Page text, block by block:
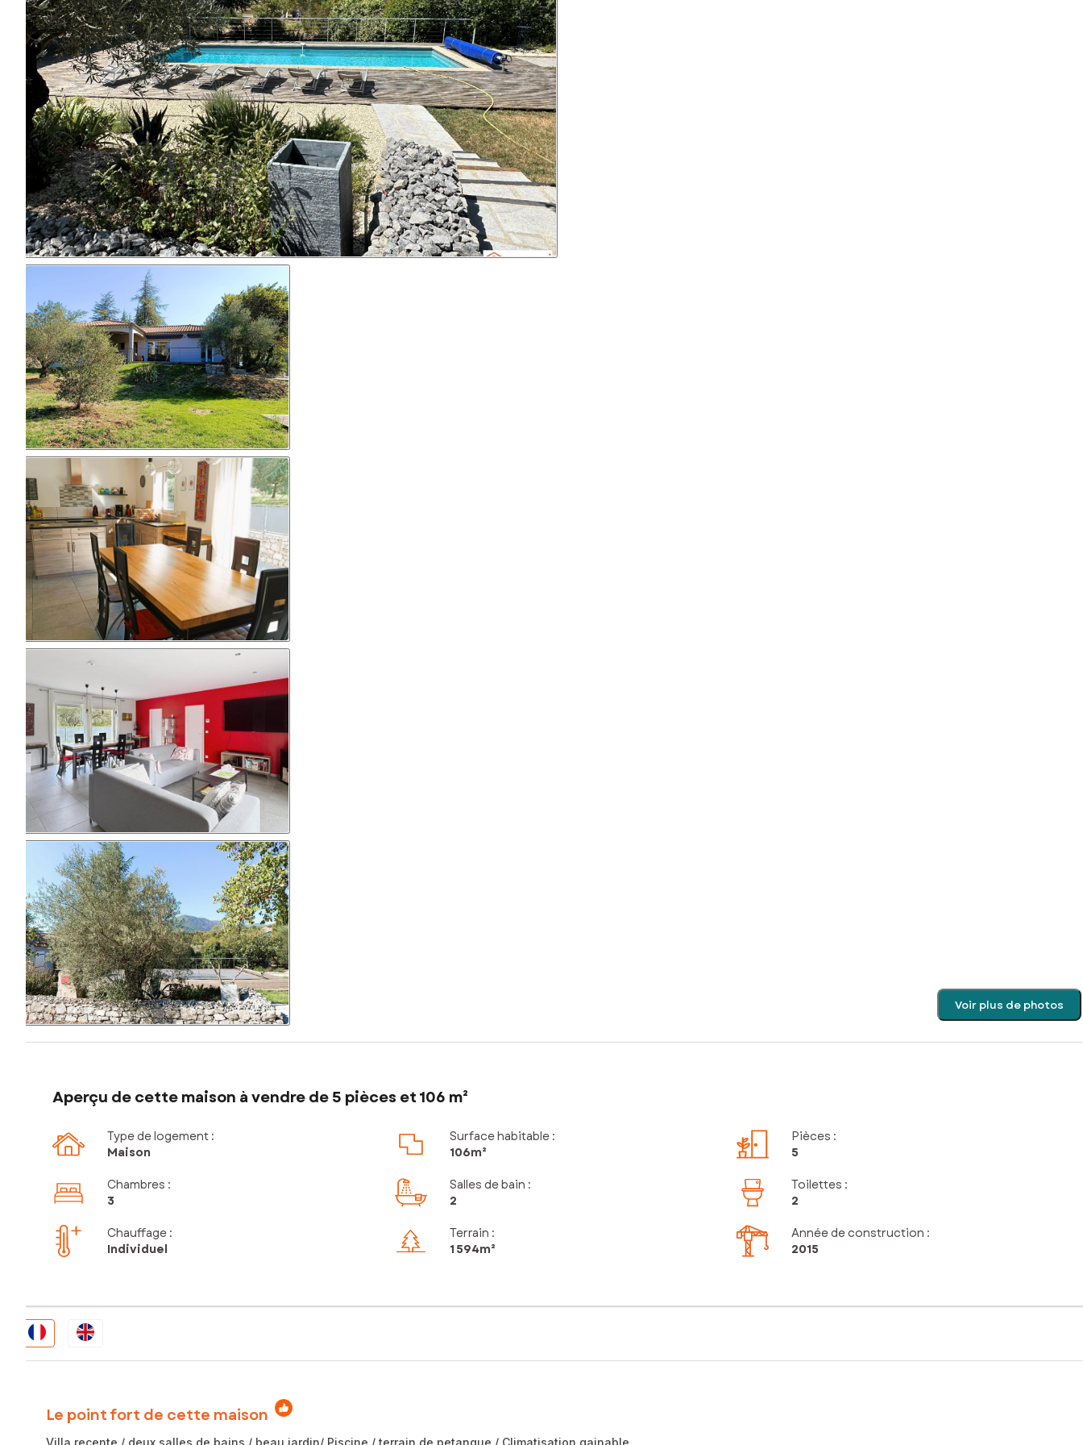
Voir plus de photos
Aperçu de cette maison à vendre de 5 pièces et 106 m²
Type de logement :
Maison
Surface habitable :
106m²
Pièces :
5
Chambres :
3
Salles de bain :
2
Toilettes :
2
Chauffage :
Individuel
Terrain :
1 594m²
Année de construction :
2015
Le point fort de cette maison
Villa recente / deux salles de bains / beau jardin/ Piscine / terrain de petanque / Climatisation gainable